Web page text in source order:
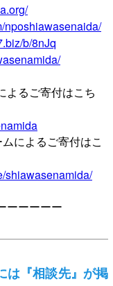
nposhiawasenaida/
b/8nJq
よるご寄付はこち
によるご寄付はこ
shiawasenamida/
ーーーー
は『相談先』が掲